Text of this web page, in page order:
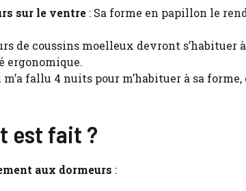
sur le ventre : Sa forme en papillon le
de coussins moelleux devront s’habituer
ergonomique.
m’a fallu 4 nuits pour m’habituer à sa
est fait ?
aux dormeurs :